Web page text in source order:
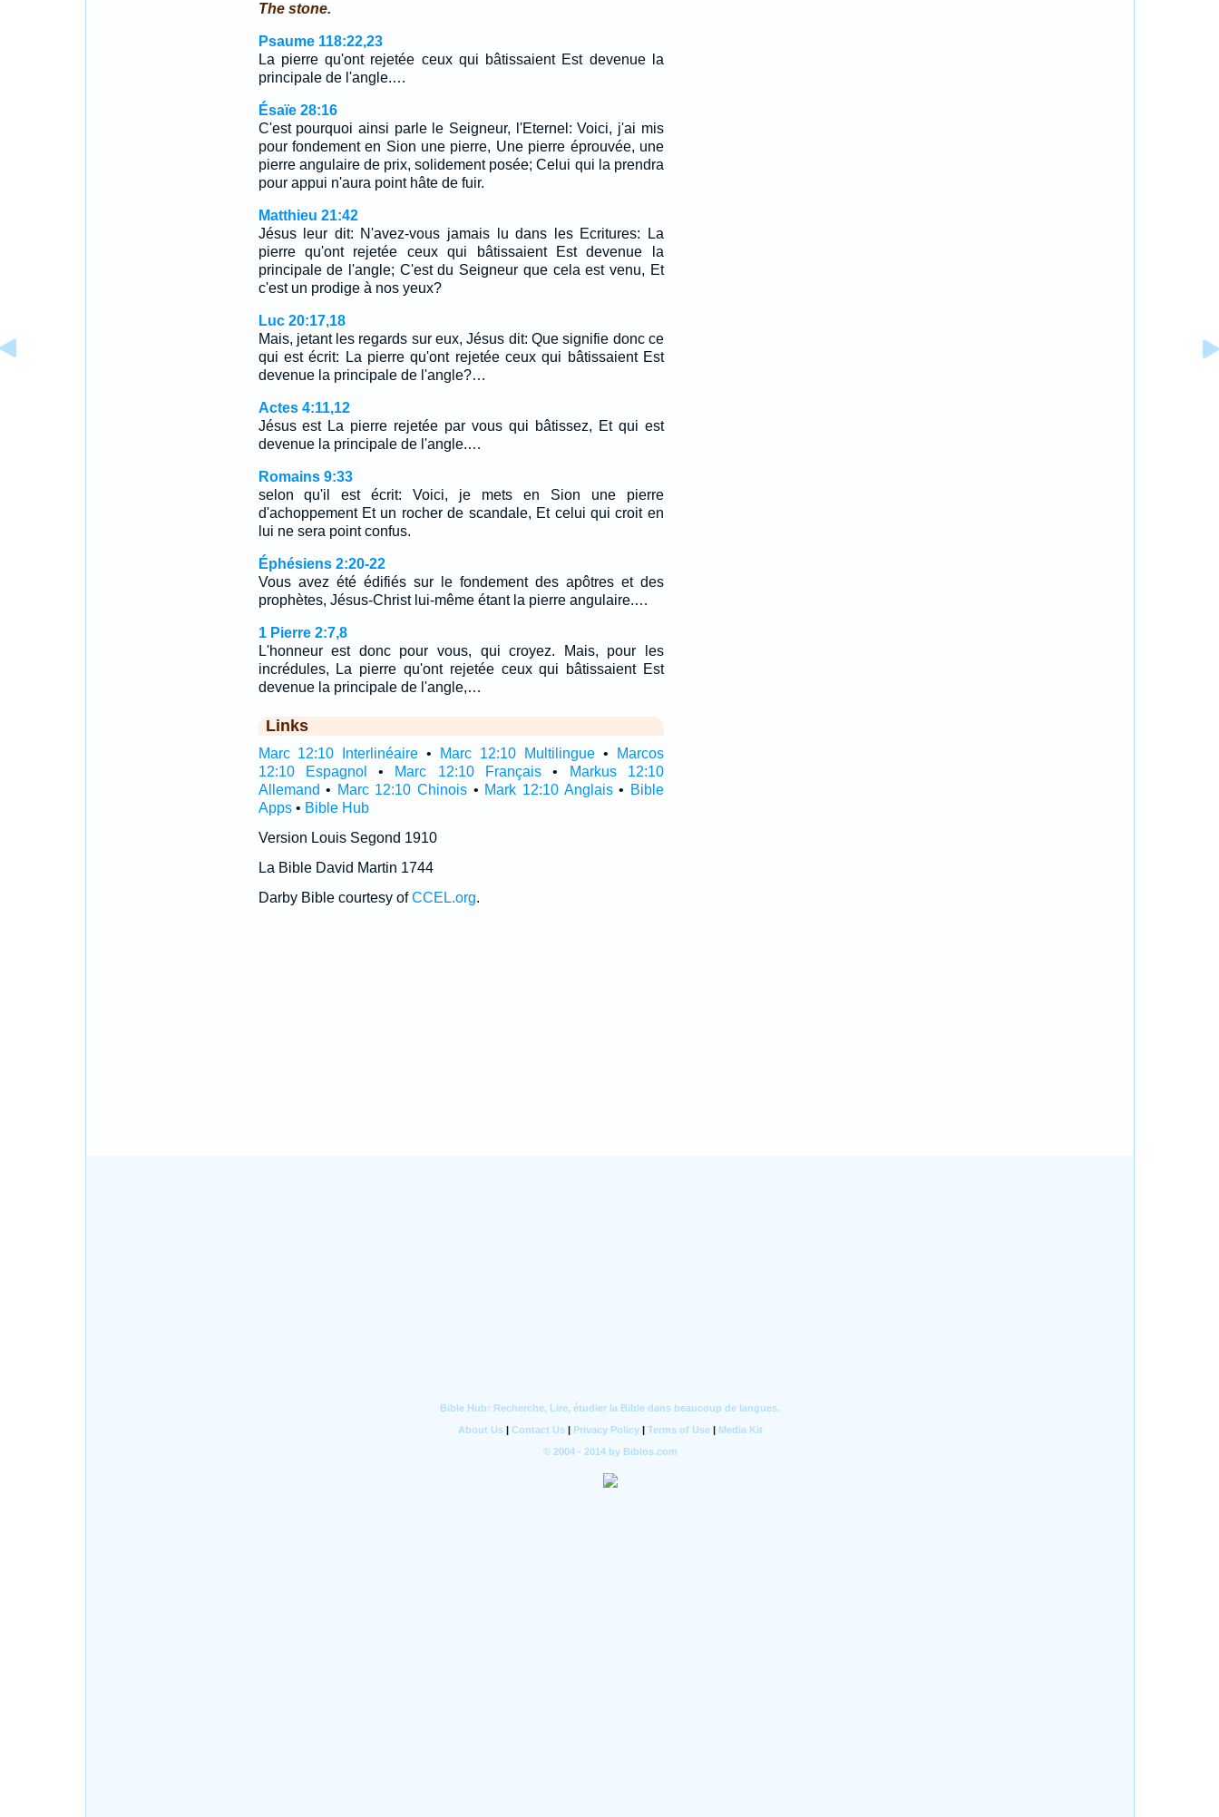
The stone.
Psaume 118:22,23
La pierre qu'ont rejetée ceux qui bâtissaient Est devenue la
principale de l'angle.…
Ésaïe 28:16
C'est pourquoi ainsi parle le Seigneur, l'Eternel: Voici, j'ai mis
pour fondement en Sion une pierre, Une pierre éprouvée, une
pierre angulaire de prix, solidement posée; Celui qui la prendra
pour appui n'aura point hâte de fuir.
Matthieu 21:42
Jésus leur dit: N'avez-vous jamais lu dans les Ecritures: La
pierre qu'ont rejetée ceux qui bâtissaient Est devenue la
principale de l'angle; C'est du Seigneur que cela est venu, Et
c'est un prodige à nos yeux?
Luc 20:17,18
Mais, jetant les regards sur eux, Jésus dit: Que signifie donc ce
qui est écrit: La pierre qu'ont rejetée ceux qui bâtissaient Est
devenue la principale de l'angle?…
Actes 4:11,12
Jésus est La pierre rejetée par vous qui bâtissez, Et qui est
devenue la principale de l'angle.…
Romains 9:33
selon qu'il est écrit: Voici, je mets en Sion une pierre
d'achoppement Et un rocher de scandale, Et celui qui croit en
lui ne sera point confus.
Éphésiens 2:20-22
Vous avez été édifiés sur le fondement des apôtres et des
prophètes, Jésus-Christ lui-même étant la pierre angulaire.…
1 Pierre 2:7,8
L'honneur est donc pour vous, qui croyez. Mais, pour les
incrédules, La pierre qu'ont rejetée ceux qui bâtissaient Est
devenue la principale de l'angle,…
Links
Marc 12:10 Interlinéaire • Marc 12:10 Multilingue •
Marcos
12:10 Espagnol
• Marc 12:10 Français •
Markus 12:10
Allemand • Marc 12:10 Chinois • Mark 12:10 Anglais• Bible
Apps• Bible Hub
Version Louis Segond 1910
La Bible David Martin 1744
Darby Bible courtesy ofCCEL.org.